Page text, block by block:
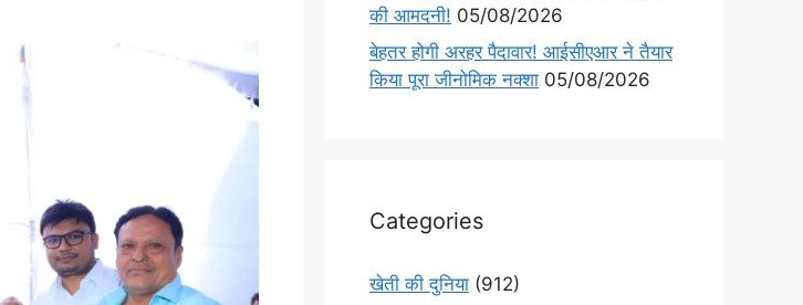
की आमदनी! 05/08/2026
बेहतर होगी अरहर पैदावार! आईसीएआर ने तैयार
किया पूरा जीनोमिक नक्शा 05/08/2026
Categories
खेती की दुनिया (912)